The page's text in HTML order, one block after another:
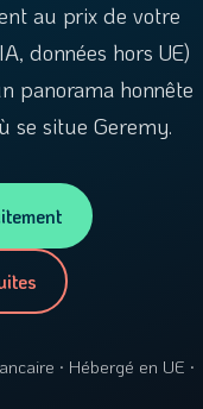
au prix de votre
données hors UE)
panorama honnête
se situe Geremy.
· Hébergé en UE ·